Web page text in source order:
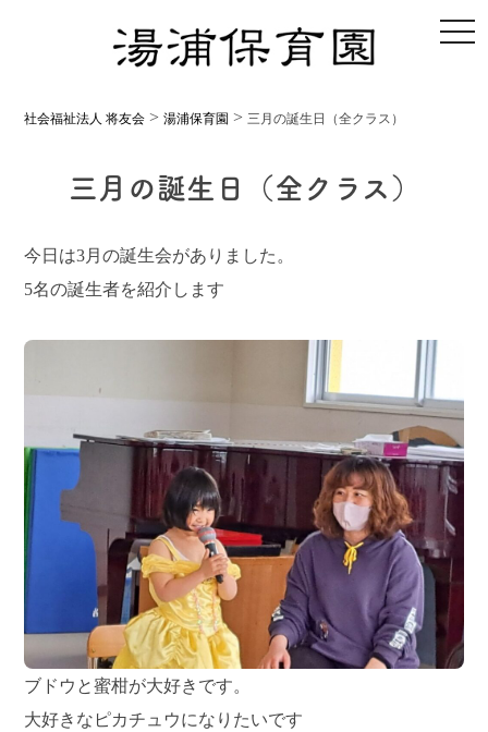
社会福祉法人 将友会 >湯浦保育園 > 三月の誕生日（全クラス）
三月の誕生日（全クラス）
今日は3月の誕生会がありました。
5名の誕生者を紹介します
ブドウと蜜柑が大好きです。
大好きなピカチュウになりたいです